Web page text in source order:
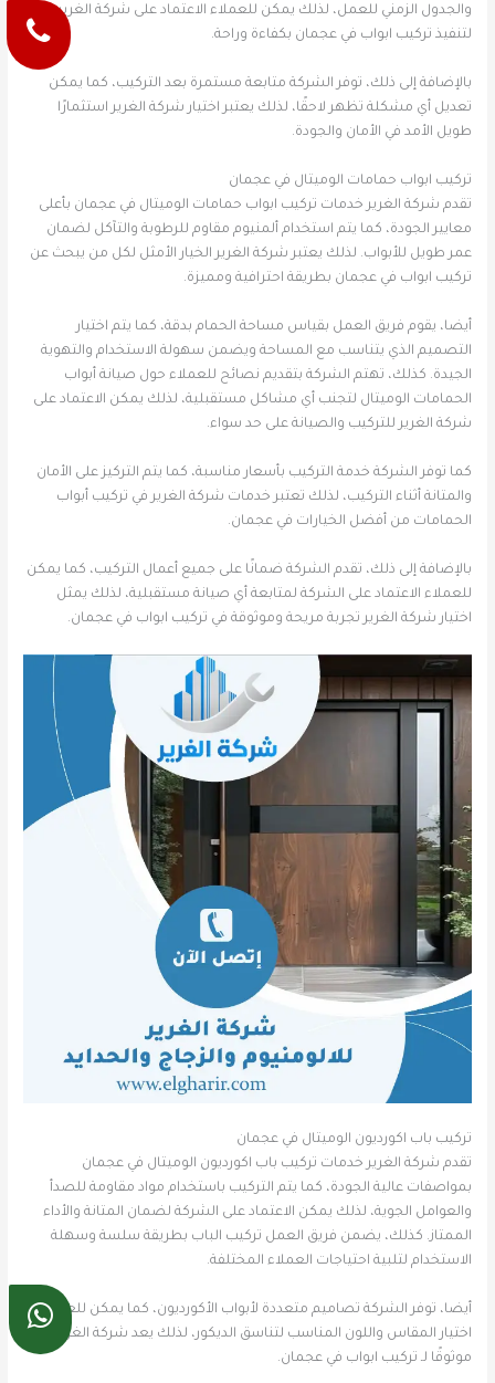
والجدول الزمني للعمل، لذلك يمكن للعملاء الاعتماد على شركة الغرير
لتنفيذ تركيب ابواب في عجمان بكفاءة وراحة.
بالإضافة إلى ذلك، توفر الشركة متابعة مستمرة بعد التركيب، كما يمكن
تعديل أي مشكلة تظهر لاحقًا، لذلك يعتبر اختيار شركة الغرير استثمارًا
طويل الأمد في الأمان والجودة.
تركيب ابواب حمامات الوميتال في عجمان
تقدم شركة الغرير خدمات تركيب ابواب حمامات الوميتال في عجمان بأعلى
معايير الجودة، كما يتم استخدام ألمنيوم مقاوم للرطوبة والتآكل لضمان
عمر طويل للأبواب. لذلك يعتبر شركة الغرير الخيار الأمثل لكل من يبحث عن
تركيب ابواب في عجمان بطريقة احترافية ومميزة.
أيضا، يقوم فريق العمل بقياس مساحة الحمام بدقة، كما يتم اختيار
التصميم الذي يتناسب مع المساحة ويضمن سهولة الاستخدام والتهوية
الجيدة. كذلك، تهتم الشركة بتقديم نصائح للعملاء حول صيانة أبواب
الحمامات الوميتال لتجنب أي مشاكل مستقبلية، لذلك يمكن الاعتماد على
شركة الغرير للتركيب والصيانة على حد سواء.
كما توفر الشركة خدمة التركيب بأسعار مناسبة، كما يتم التركيز على الأمان
والمتانة أثناء التركيب، لذلك تعتبر خدمات شركة الغرير في تركيب أبواب
الحمامات من أفضل الخيارات في عجمان.
بالإضافة إلى ذلك، تقدم الشركة ضمانًا على جميع أعمال التركيب، كما يمكن
للعملاء الاعتماد على الشركة لمتابعة أي صيانة مستقبلية، لذلك يمثل
اختيار شركة الغرير تجربة مريحة وموثوقة في تركيب ابواب في عجمان.
تركيب باب اكورديون الوميتال في عجمان
تقدم شركة الغرير خدمات تركيب باب اكورديون الوميتال في عجمان
بمواصفات عالية الجودة، كما يتم التركيب باستخدام مواد مقاومة للصدأ
والعوامل الجوية، لذلك يمكن الاعتماد على الشركة لضمان المتانة والأداء
الممتاز. كذلك، يضمن فريق العمل تركيب الباب بطريقة سلسة وسهلة
الاستخدام لتلبية احتياجات العملاء المختلفة.
أيضا، توفر الشركة تصاميم متعددة لأبواب الأكورديون، كما يمكن للعميل
اختيار المقاس واللون المناسب لتناسق الديكور، لذلك يعد شركة الغرير خيارًا
موثوقًا لـ تركيب ابواب في عجمان.